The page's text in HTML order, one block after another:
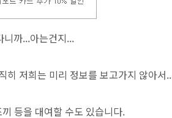
니까...아는건지...
히 저희는 미리 정보를 보고가지 않아서..
등을 대여할 수도 있습니다.